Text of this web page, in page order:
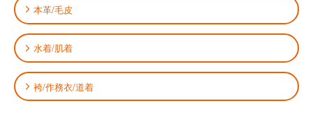
本革/毛皮
水着/肌着
袴/作務衣/道着